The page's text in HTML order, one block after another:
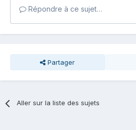
Répondre à ce sujet…
Partager
Aller sur la liste des sujets